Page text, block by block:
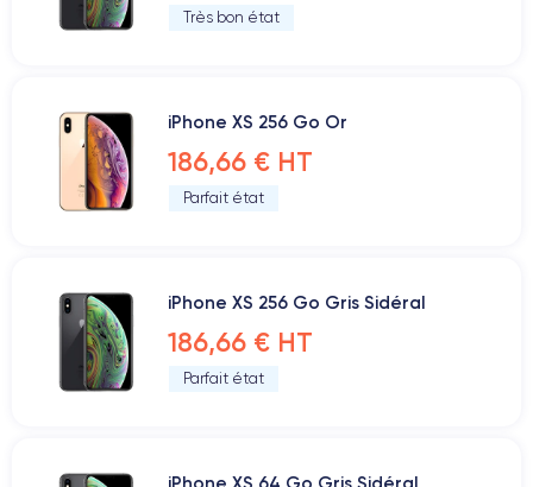
Très bon état
iPhone XS 256 Go Or
186,66 € HT
Parfait état
iPhone XS 256 Go Gris Sidéral
186,66 € HT
Parfait état